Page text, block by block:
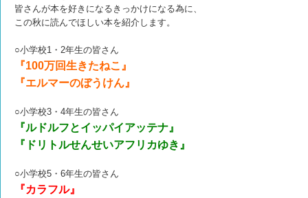
皆さんが本を好きになるきっかけになる為に、
この秋に読んでほしい本を紹介します。
○小学校1・2年生の皆さん
『100万回生きたねこ』
『エルマーのぼうけん』
○小学校3・4年生の皆さん
『ルドルフとイッパイアッテナ』
『ドリトルせんせいアフリカゆき』
○小学校5・6年生の皆さん
『カラフル』